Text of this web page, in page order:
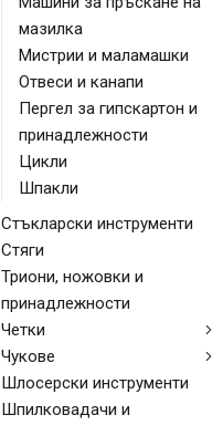
мазилка
Мистрии и маламашки
Отвеси и канапи
Пергел за гипскартон и
принадлежности
Цикли
Шпакли
Стъкларски инструменти
Стяги
Триони, ножовки и
принадлежности
Четки
Чукове
Шлосерски инструменти
Шпилковадачи и